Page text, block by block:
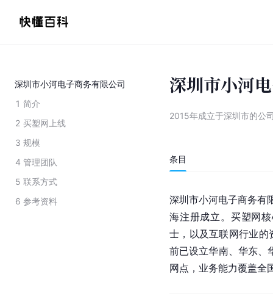
深圳市小河电子商务有限公司
1 简介
2 买塑网上线
3 规模
4 管理团队
5 联系方式
6 参考资料
深圳市小河
2015年成立于深圳市的公
条目
深圳市小河电子商务有
海注册成立。 买塑网
士，以及互联网行业的
前已设立华南、华东、
网点，业务能力覆盖全